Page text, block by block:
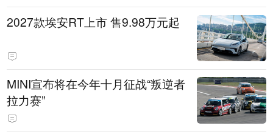
2027款埃安RT上市 售9.98万元起
MINI宣布将在今年十月征战“叛逆者
拉力赛”